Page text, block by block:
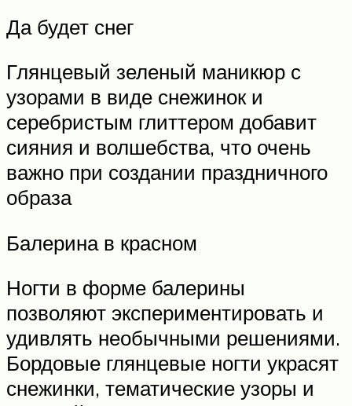
Да будет снег
Глянцевый зеленый маникюр с
узорами в виде снежинок и
серебристым глиттером добавит
сияния и волшебства, что очень
важно при создании праздничного
образа
Балерина в красном
Ногти в форме балерины
позволяют экспериментировать и
удивлять необычными решениями.
Бордовые глянцевые ногти украсят
снежинки, тематические узоры и